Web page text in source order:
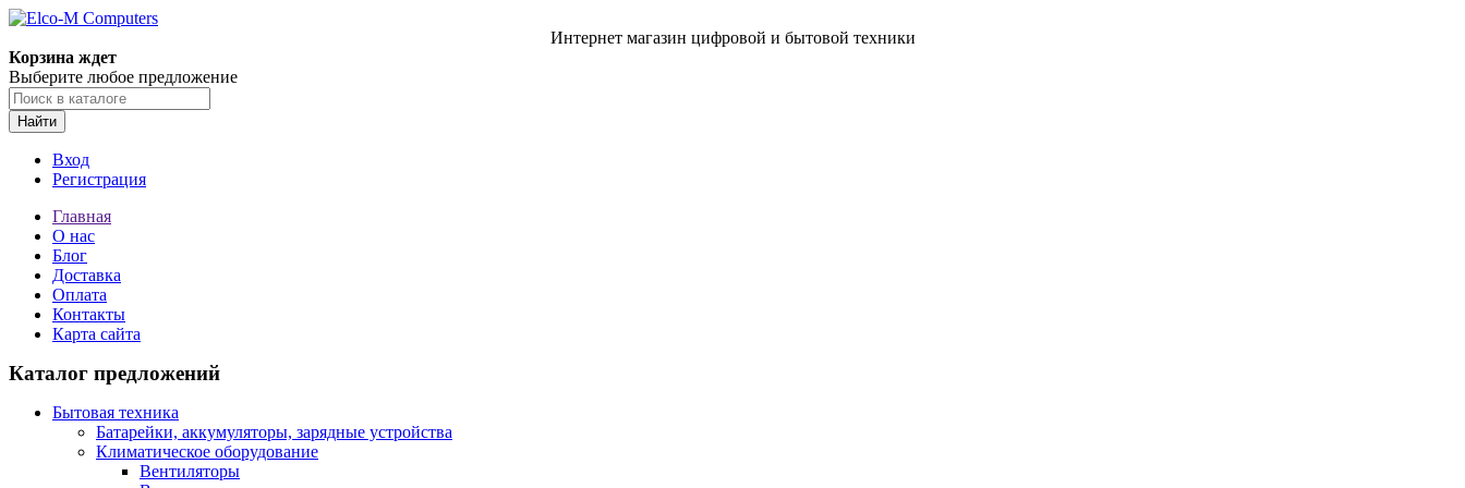
Интернет магазин цифровой и бытовой техники
Корзина ждет
Выберите любое предложение
Найти
Вход
Регистрация
Главная
О нас
Блог
Доставка
Оплата
Контакты
Карта сайта
Каталог предложений
Бытовая техника
Батарейки, аккумуляторы, зарядные устройства
Климатическое оборудование
Вентиляторы